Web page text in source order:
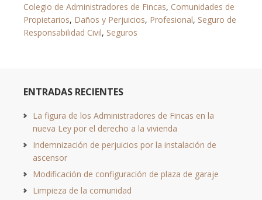
Colegio de Administradores de Fincas, Comunidades de
Propietarios, Daños y Perjuicios, Profesional, Seguro de
Responsabilidad Civil, Seguros
ENTRADAS RECIENTES
La figura de los Administradores de Fincas en la
nueva Ley por el derecho a la vivienda
Indemnización de perjuicios por la instalación de
ascensor
Modificación de configuración de plaza de garaje
Limpieza de la comunidad